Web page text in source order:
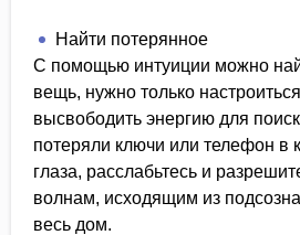
Найти потерянное
С помощью интуиции можно
вещь, нужно только
высвободить энергию для
потеряли ключи или телефон в
глаза, расслабьтесь и
волнам, исходящим из
весь дом.